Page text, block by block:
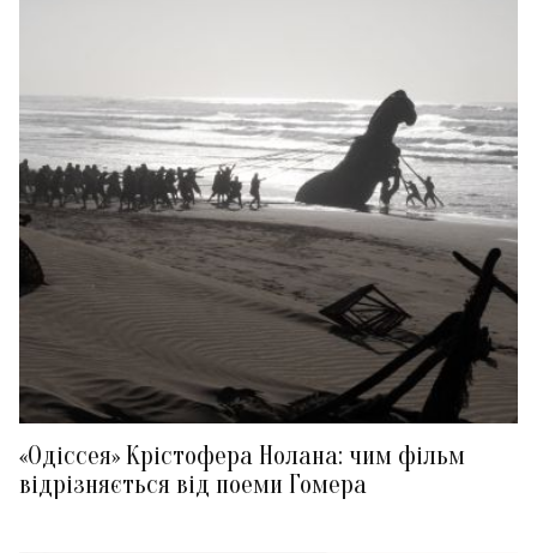
«Одіссея» Крістофера Нолана: чим фільм
відрізняється від поеми Гомера